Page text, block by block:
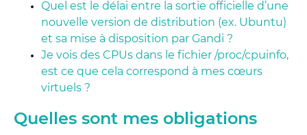
Quel est le délai entre la sortie officielle d’une
nouvelle version de distribution (ex. Ubuntu)
et sa mise à disposition par Gandi ?
Je vois des CPUs dans le fichier /proc/cpuinfo,
est ce que cela correspond à mes cœurs
virtuels ?
Quelles sont mes obligations